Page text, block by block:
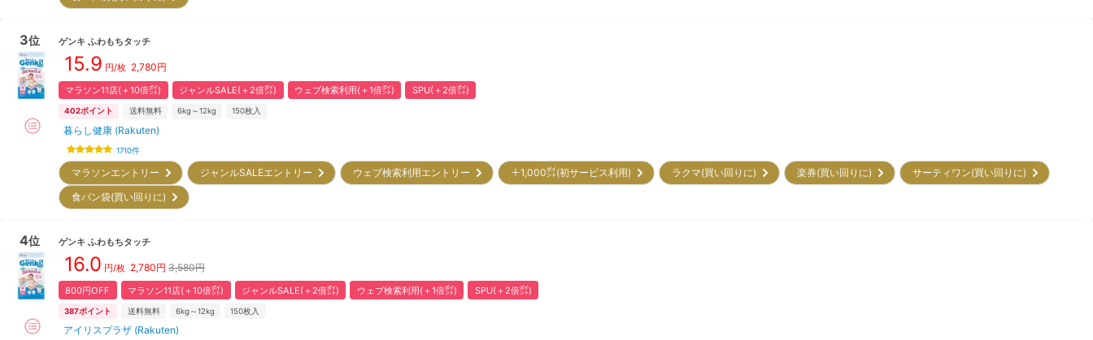
3位 ゲンキ ふわもちタッチ
15.9 円/枚 2,780円
マラソン11店(＋10倍㌽) ジャンルSALE(＋2倍㌽) ウェブ検索利用(＋1倍㌽) SPU(＋2倍㌽)
402ポイント 送料無料 6kg～12kg 150枚入
暮らし健康 (Rakuten)
1710件
マラソンエントリー ジャンルSALEエントリー ウェブ検索利用エントリー ＋1,000㌽(初サービス利用) ラクマ(買い回りに) 楽券(買い回りに)
サーティワン(買い回りに)
食パン袋(買い回りに)
4位 ゲンキ ふわもちタッチ
16.0 円/枚 2,780円 3,580円
800円OFF マラソン11店(＋10倍㌽) ジャンルSALE(＋2倍㌽) ウェブ検索利用(＋1倍㌽) SPU(＋2倍㌽)
387ポイント 送料無料 6kg～12kg 150枚入
アイリスプラザ (Rakuten)